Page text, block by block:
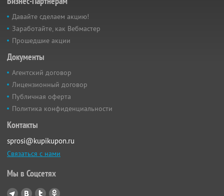
Давайте сделаем акцию!
Заработайте, как Вебмастер
Прошедшие акции
Документы
Агентский договор
Лицензионный договор
Публичная оферта
Политика конфиденциальности
Контакты
sprosi@kupikupon.ru
Связаться с нами
Мы в Соцсетях